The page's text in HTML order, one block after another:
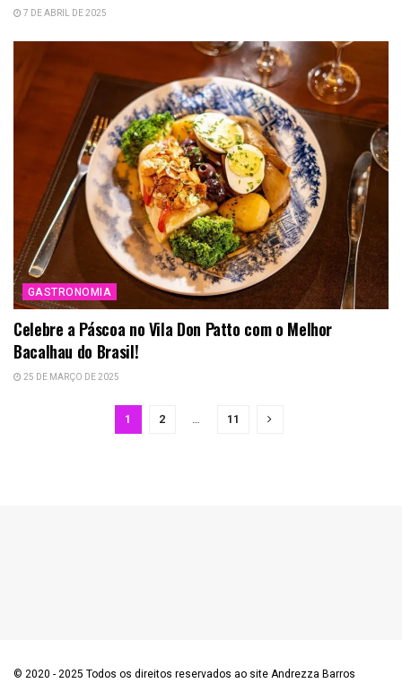
7 DE ABRIL DE 2025
GASTRONOMIA
Celebre a Páscoa no Vila Don Patto com o Melhor
Bacalhau do Brasil!
25 DE MARÇO DE 2025
1 2 … 11
© 2020 - 2025 Todos os direitos reservados ao site Andrezza Barros